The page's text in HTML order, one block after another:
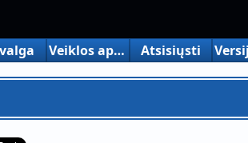
Veiklos aplinka Atsisiųsti